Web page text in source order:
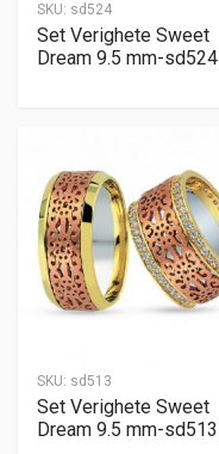
SKU: sd524
Set Verighete Sweet
Dream 9.5 mm-sd524
SKU: sd513
Set Verighete Sweet
Dream 9.5 mm-sd513